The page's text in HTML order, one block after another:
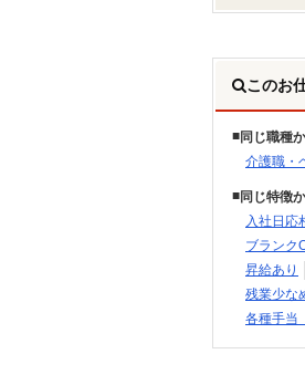
このお
同じ職種
介護職・
同じ特徴
入社日応
ブランク
昇給あり
残業少な
各種手当